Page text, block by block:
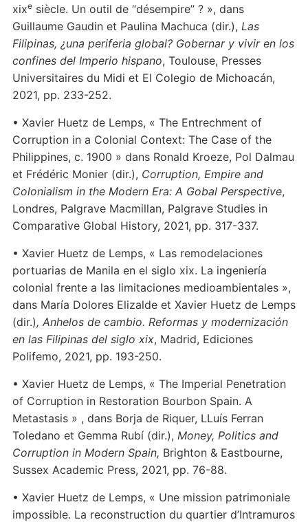
xixesiècle. Un outil de “désempire” ? », dans
Guillaume Gaudin et Paulina Machuca (dir.), Las
Filipinas, ¿una periferia global? Gobernar y vivir en los
confines del Imperio hispano, Toulouse, Presses
Universitaires du Midi et El Colegio de Michoacán,
2021, pp. 233-252.
• Xavier Huetz de Lemps, « The Entrechment of
Corruption in a Colonial Context: The Case of the
Philippines, c. 1900 » dans Ronald Kroeze, Pol Dalmau
et Frédéric Monier (dir.), Corruption, Empire and
Colonialism in the Modern Era: A Gobal Perspective,
Londres, Palgrave Macmillan, Palgrave Studies in
Comparative Global History, 2021, pp. 317-337.
• Xavier Huetz de Lemps, « Las remodelaciones
portuarias de Manila en el siglo xix. La ingeniería
colonial frente a las limitaciones medioambientales »,
dans María Dolores Elizalde et Xavier Huetz de Lemps
(dir.), Anhelos de cambio. Reformas y modernización
en las Filipinas del siglo xix, Madrid, Ediciones
Polifemo, 2021, pp. 193-250.
• Xavier Huetz de Lemps, « The Imperial Penetration
of Corruption in Restoration Bourbon Spain. A
Metastasis » , dans Borja de Riquer, LLuís Ferran
Toledano et Gemma Rubí (dir.), Money, Politics and
Corruption in Modern Spain, Brighton & Eastbourne,
Sussex Academic Press, 2021, pp. 76-88.
• Xavier Huetz de Lemps, « Une mission patrimoniale
impossible. La reconstruction du quartier d’Intramuros